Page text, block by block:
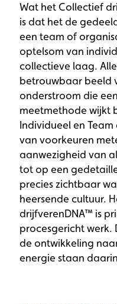
Wat het Collectief
is dat het de
een team of
optelsom van
collectieve laag.
betrouwbaar beeld
onderstroom die
meetmethode wijkt
Individueel en
van voorkeuren
aanwezigheid van
tot op een
precies zichtbaar
heersende cultuur.
drijfverenDNA™ is
procesgericht werk.
de ontwikkeling
energie staan